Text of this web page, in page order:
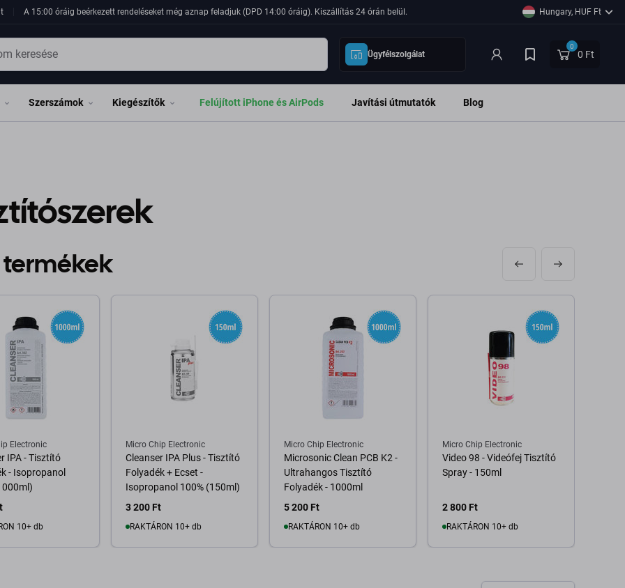
A 15:00 óráig beérkezett rendeléseket még aznap feladjuk (DPD 14:00 óráig). Kiszállítás 24 órán belül. Hungary, HUF Ft
Ügyfélszolgálat
0
0 Ft
Szerszámok Kiegészítők Felújított iPhone és AirPods Javítási útmutatók Blog
termékek
Electronic
IPA - Tisztító
- Isopropanol
10+ db
Micro Chip Electronic
Cleanser IPA Plus - Tisztító
Folyadék + Ecset -
Isopropanol 100% (150ml)
3 200 Ft
RAKTÁRON 10+ db
Micro Chip Electronic
Microsonic Clean PCB K2 -
Ultrahangos Tisztító
Folyadék - 1000ml
5 200 Ft
RAKTÁRON 10+ db
Micro Chip Electronic
Video 98 - Videófej Tisztító
Spray - 150ml
2 800 Ft
RAKTÁRON 10+ db